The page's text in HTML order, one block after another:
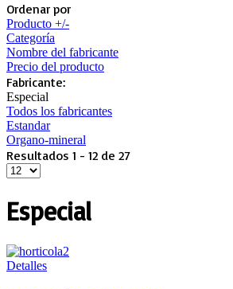
Ordenar por
Producto +/-
Categoría
Nombre del fabricante
Precio del producto
Fabricante:
Especial
Todos los fabricantes
Estandar
Organo-mineral
Resultados 1 - 12 de 27
Especial
Detalles